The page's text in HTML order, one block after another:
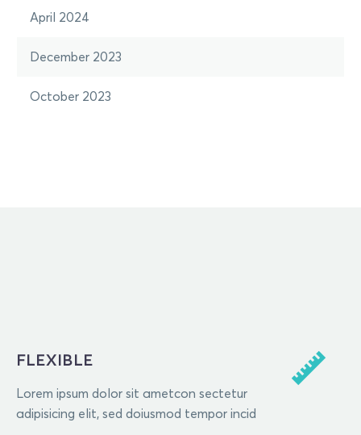
April 2024
December 2023
October 2023
FLEXIBLE
Lorem ipsum dolor sit ametcon sectetur
adipisicing elit, sed doiusmod tempor incid